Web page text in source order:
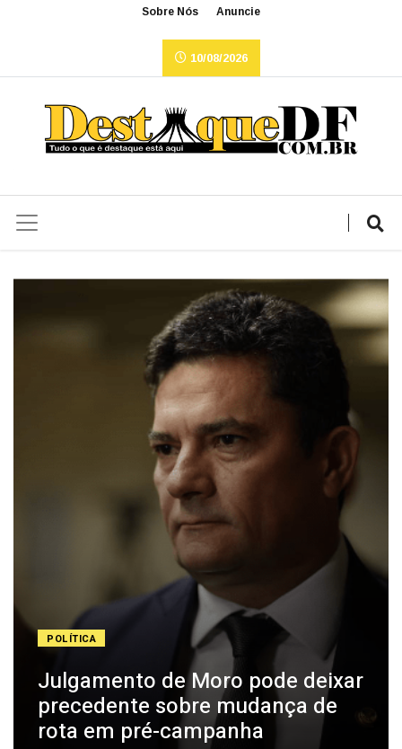
Sobre Nós Anuncie
10/08/2026
POLÍTICA
Julgamento de Moro pode deixar
precedente sobre mudança de
rota em pré-campanha